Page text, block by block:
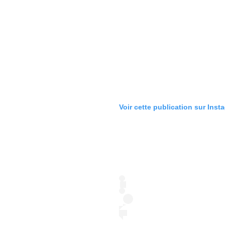
Voir cette publication sur